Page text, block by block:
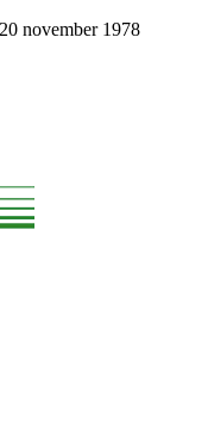
november 1978